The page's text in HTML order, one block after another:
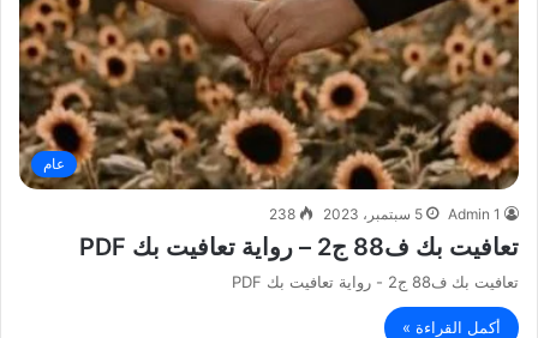
عام
Admin 1 5 سبتمبر، 2023 238
تعافيت بك ف88 ج2 – رواية تعافيت بك PDF
تعافيت بك ف88 ج2 - رواية تعافيت بك PDF
أكمل القراءة »